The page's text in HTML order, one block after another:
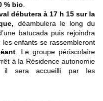
% bio
débutera à 17 h 15 sur la
déambulera le long du
batucada puis rejoindra
enfants se rassembleront
. Le groupe périscolaire
à la Résidence autonomie
il sera accueilli par les